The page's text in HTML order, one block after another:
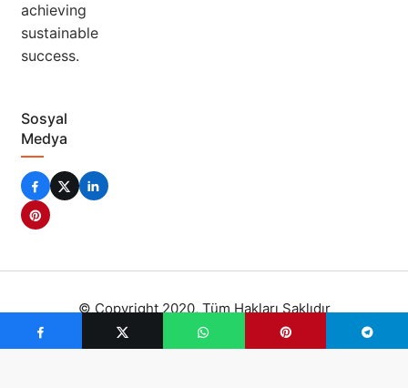
achieving
sustainable
success.
Sosyal
Medya
© Copyright 2020, Tüm Hakları Saklıdır
Kripto Para Durumları Privacy Policy